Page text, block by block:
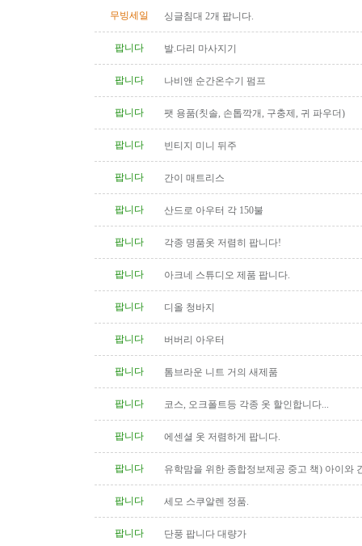
무빙세일 싱글침대 2개 팝니다.
팝니다 발.다리 마사지기
팝니다 나비앤 순간온수기 펌프
팝니다 팻 용품(칫솔, 손톱깍개, 구충제, 귀 파우더)
팝니다 빈티지 미니 뒤주
팝니다 간이 매트리스
팝니다 산드로 아우터 각 150불
팝니다 각종 명품옷 저렴히 팝니다!
팝니다 아크네 스튜디오 제품 팝니다.
팝니다 디올 청바지
팝니다 버버리 아우터
팝니다 톰브라운 니트 거의 새제품
팝니다 코스, 오크폴트등 각종 옷 할인합니다...
팝니다 에센셜 옷 저렴하게 팝니다.
팝니다
유학맘을 위한 종합정보제공 중고 책) 아이와
팝니다
세모 스쿠알렌 정품.
팝니다 단풍 팝니다 대량가